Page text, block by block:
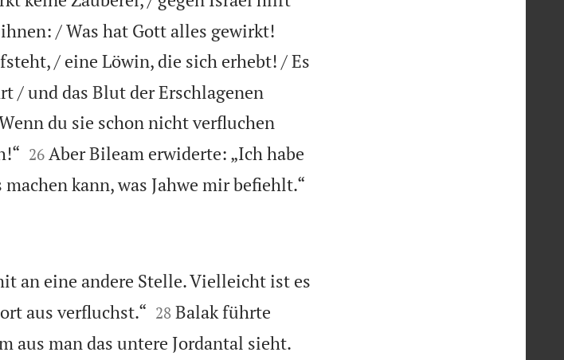
/ Was hat Gott alles gewirkt!
/ eine Löwin, die sich erhebt! / Es
/ und das Blut der Erschlagenen
du sie schon nicht verfluchen

26 Aber Bileam erwiderte: „Ich habe
kann, was Jahwe mir befiehlt.“
an eine andere Stelle. Vielleicht ist es
aus verfluchst.“
28 Balak führte
aus man das untere Jordantal sieht.